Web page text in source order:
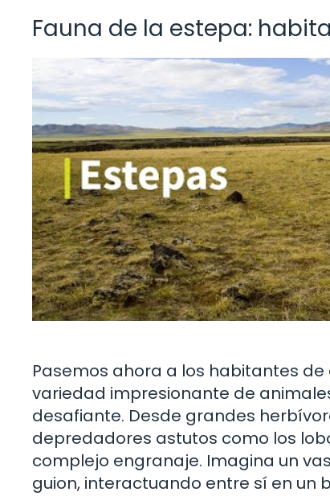
Fauna de la estepa:
Pasemos ahora a los habitantes
variedad impresionante de
desafiante. Desde grandes
depredadores astutos como los
complejo engranaje. Imagina un
guion, interactuando entre sí en un